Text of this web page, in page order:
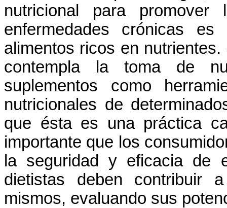
nutricional para
enfermedades crónicas
alimentos ricos en
contempla la toma de
suplementos como
nutricionales de
que ésta es una práctica
importante que los
la seguridad y eficacia de
dietistas deben contribuir
mismos, evaluando sus